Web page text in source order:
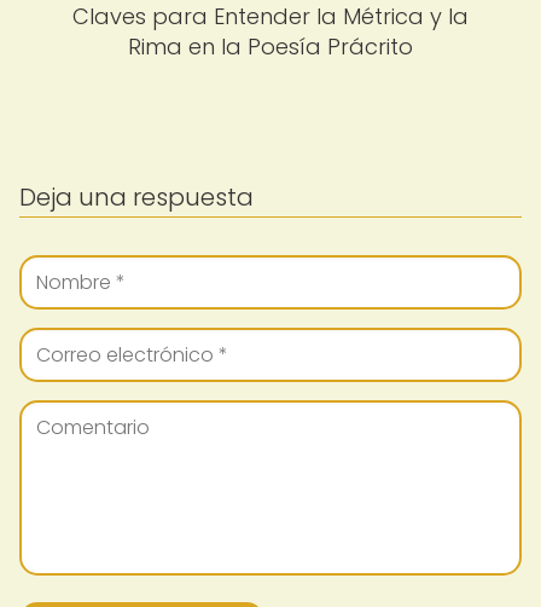
Claves para Entender la Métrica y la
Rima en la Poesía Prácrito
Deja una respuesta